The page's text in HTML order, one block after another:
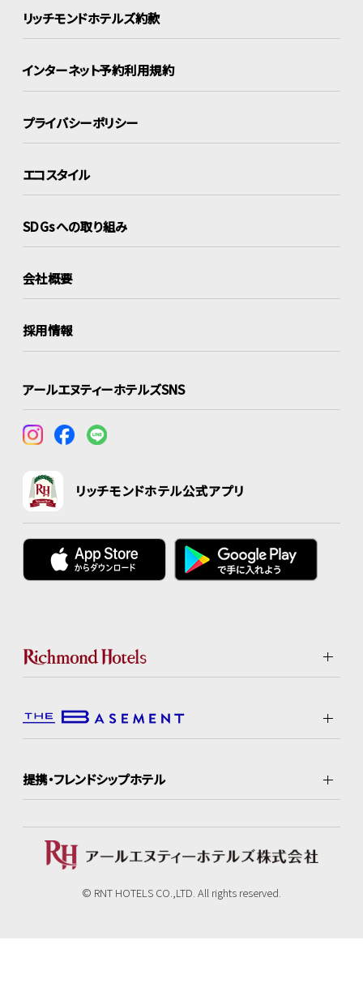
リッチモンドホテルズ約款
インターネット予約利用規約
プライバシーポリシー
エコスタイル
SDGsへの取り組み
会社概要
採用情報
アールエヌティーホテルズSNS
リッチモンドホテル公式アプリ
提携・フレンドシップホテル
© RNT HOTELS CO.,LTD. All rights reserved.